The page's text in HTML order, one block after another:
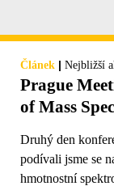
Článek | Nejbližší
Prague
of Mass
Druhý den
podívali jsme se
hmotnostní